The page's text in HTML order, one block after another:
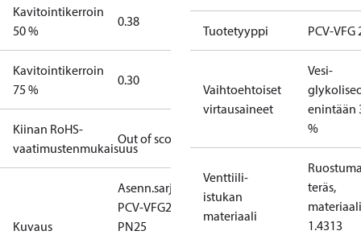
Kavitointikerroin
50 %
0.38
Kavitointikerroin
75 %
0.30
Kiinan RoHS-
vaatimustenmukaisuus
Out of scope
Kuvaus
Asenn.sarja
PCV-VFG21
PN25
Tuotetyyppi PCV-VFG
Vaihtoehtoiset
virtausaineet
Vesi-
enintään
%
Venttiili-
istukan
materiaali
teräs,
1.4313